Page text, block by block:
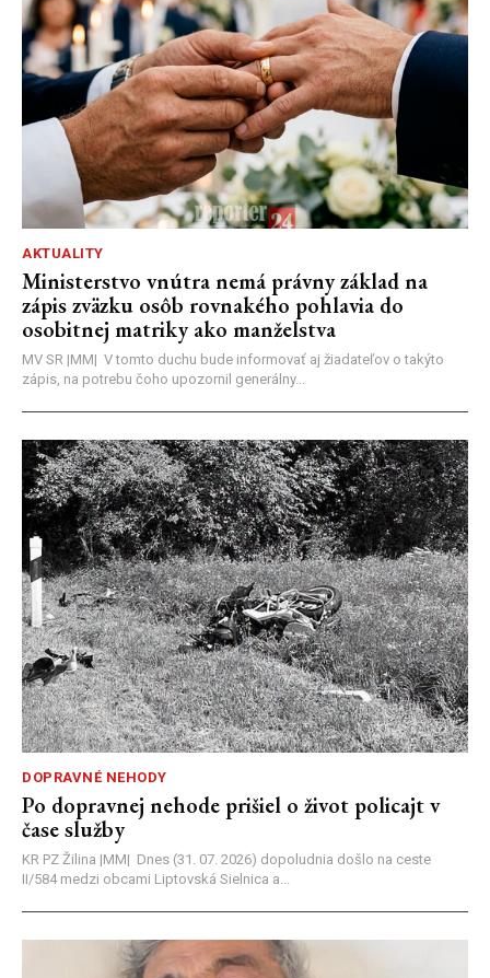
AKTUALITY
Ministerstvo vnútra nemá právny základ na
zápis zväzku osôb rovnakého pohlavia do
osobitnej matriky ako manželstva
MV SR |MM| V tomto duchu bude informovať aj žiadateľov o takýto
zápis, na potrebu čoho upozornil generálny...
DOPRAVNÉ NEHODY
Po dopravnej nehode prišiel o život policajt v
čase služby
KR PZ Žilina |MM| Dnes (31. 07. 2026) dopoludnia došlo na ceste
II/584 medzi obcami Liptovská Sielnica a...